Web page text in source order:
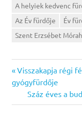
A helyiek kedvenc
Az Év fürdője
Év
Szent Erzsébet
Bejegyzés
navigáció
Previous
Post:
Visszakapja régi
gyógyfürdője
Next
Post:
Száz éves a